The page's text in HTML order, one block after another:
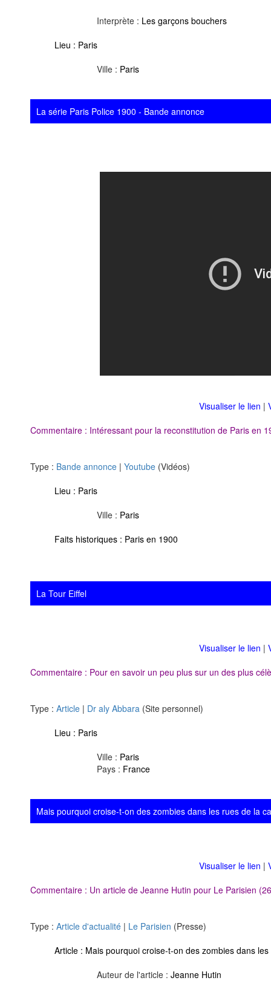
Interprète : Les garçons bouchers
Lieu : Paris
Ville : Paris
La série Paris Police 1900 - Bande annonce
Visualiser le lien |
Commentaire : Intéressant pour la reconstitution de Paris en
Type : Bande annonce | Youtube (Vidéos)
Lieu : Paris
Ville : Paris
Faits historiques : Paris en 1900
La Tour Eiffel
Visualiser le lien |
Commentaire : Pour en savoir un peu plus sur un des plus
Type : Article | Dr aly Abbara (Site personnel)
Lieu : Paris
Ville : Paris
Pays : France
Mais pourquoi croise-t-on des zombies dans les rues de la
Visualiser le lien |
Commentaire : Un article de Jeanne Hutin pour Le Parisien
Type : Article d'actualité | Le Parisien (Presse)
Article : Mais pourquoi croise-t-on des zombies dans
Auteur de l'article : Jeanne Hutin